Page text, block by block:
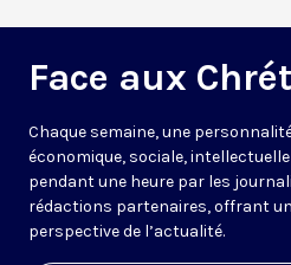
Face aux
Chaque semaine, une
économique, sociale,
pendant une heure par les
rédactions partenaires, offrant
perspective de l’actualité.